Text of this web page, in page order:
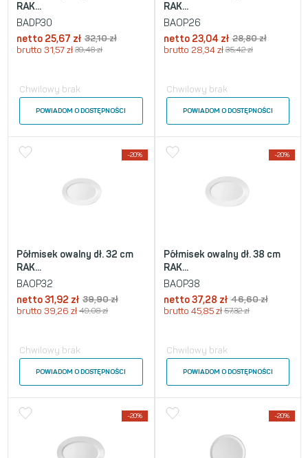
RAK...
BADP30
netto 25,67 zł 32,10zł
brutto 31,57 zł 39,48zł
Chwilowy brak
POWIADOM O DOSTĘPNOŚCI
RAK...
BAOP26
netto 23,04 zł 28,80zł
brutto 28,34 zł 35,42zł
Chwilowy brak
POWIADOM O DOSTĘPNOŚCI
-20%
Półmisek owalny dł. 32 cm
RAK...
BAOP32
netto31,92 zł 39,90zł
brutto 39,26 zł 49,08zł
Chwilowy brak
POWIADOM O DOSTĘPNOŚCI
-20%
Półmisek owalny dł. 38 cm
RAK...
BAOP38
netto 37,28 zł 46,60zł
brutto 45,85 zł 57,32zł
Chwilowy brak
POWIADOM O DOSTĘPNOŚCI
-20% -20%